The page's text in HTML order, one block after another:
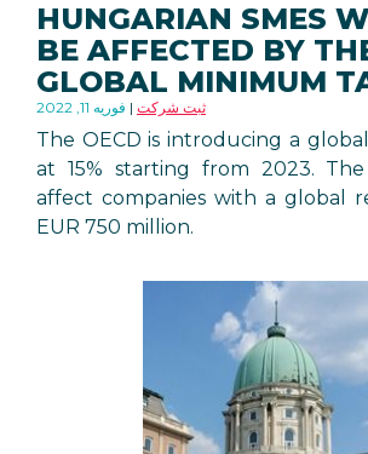
HUNGARIAN SMES
BE AFFECTED BY
GLOBAL MINIMUM
فوریه 11, 2022 ثبت شرکت
The OECD is introducing a
at 15% starting from 2023.
affect companies with a global
EUR 750 million.